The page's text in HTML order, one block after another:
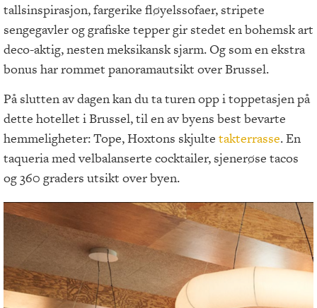
tallsinspirasjon, fargerike fløyelssofaer, stripete
sengegavler og grafiske tepper gir stedet en bohemsk art
deco-aktig, nesten meksikansk sjarm. Og som en ekstra
bonus har rommet panoramautsikt over Brussel.
På slutten av dagen kan du ta turen opp i toppetasjen på
dette hotellet i Brussel, til en av byens best bevarte
hemmeligheter: Tope, Hoxtons skjulte takterrasse. En
taqueria med velbalanserte cocktailer, sjenerøse tacos
og 360 graders utsikt over byen.